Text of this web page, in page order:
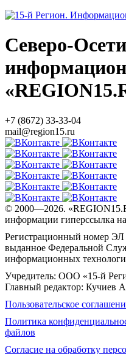
Северо-
+7 (8672) 33-33-04
mail@region15.ru
© 2000—2026.
информации гиперссылка
Регистрационный номер
выданное Федеральной
информационных
Учредитель: ООО «15-й
Главный редактор: Кучиев
Пользовательское
Политика
файлов
Согласие на обработку